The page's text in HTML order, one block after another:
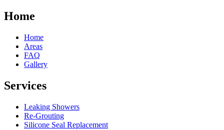
Home
Home
Areas
FAQ
Gallery
Services
Leaking Showers
Re-Grouting
Silicone Seal Replacement